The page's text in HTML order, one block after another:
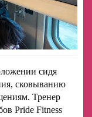
сидя
сковыванию
Тренер
Pride Fitness